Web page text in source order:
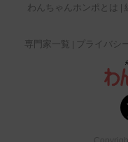
わんちゃんホンポとは
専門家一覧
プライバシ